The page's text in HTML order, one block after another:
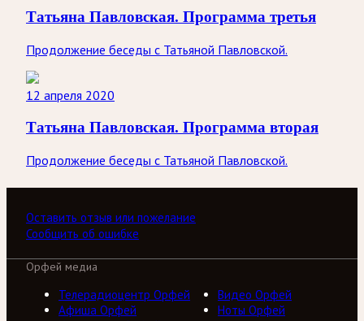
Татьяна Павловская. Программа третья
Продолжение беседы с Татьяной Павловской.
12 апреля 2020
Татьяна Павловская. Программа вторая
Продолжение беседы с Татьяной Павловской.
Оставить отзыв или пожелание
Сообщить об ошибке
Орфей медиа
Телерадиоцентр Орфей
Видео Орфей
Афиша Орфей
Ноты Орфей